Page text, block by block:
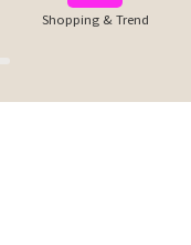
Shopping & Trend